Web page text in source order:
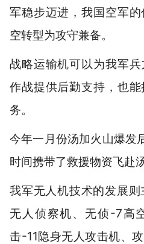
军稳步迈进，我国空军
空转型为攻守兼备。
战略运输机可以为我军
作战提供后勤支持，也
务。
今年一月份汤加火山爆发
时间携带了救援物资飞赴
我军无人机技术的发展
无人侦察机、无侦-7高
击-11隐身无人攻击机、